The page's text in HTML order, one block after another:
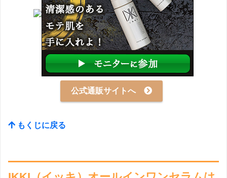
公式通販サイトへ
もくじに戻る